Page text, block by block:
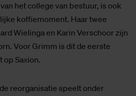
het college van bestuur, is ook
koffiemoment. Haar twee
Wielinga en Karin Verschoor zijn
Voor Grimm is dit de eerste
Saxion.
reorganisatie speelt onder